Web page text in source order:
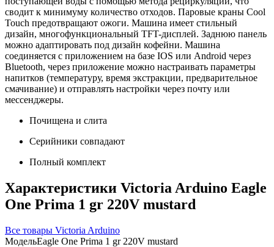
сводит к минимуму количество отходов. Паровые краны Cool
Touch предотвращают ожоги. Машина имеет стильный
дизайн, многофункциональный TFT-дисплей. Заднюю панель
можно адаптировать под дизайн кофейни. Машина
соединяется с приложением на базе IOS или Android через
Bluetooth, через приложение можно настраивать параметры
напитков (температуру, время экстракции, предварительное
смачивание) и отправлять настройки через почту или
мессенджеры.
Почищена и слита
Серийники совпадают
Полный комплект
Характеристики Victoria Arduino Eagle
One Prima 1 gr 220V mustard
Все товары Victoria Arduino
МодельEagle One Prima 1 gr 220V mustard